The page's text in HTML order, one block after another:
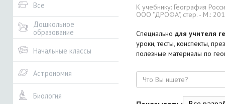
Все
Дошкольное
образование
Начальные классы
Астрономия
Биология
К учебнику: География
ООО "ДРОФА", стер. - М.:
Специально для учителя
уроки, тесты, конспекты,
полезные материалы по
Поиск